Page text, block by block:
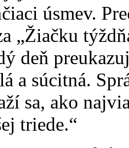
úsmev.
„Žiačku
deň
a súcitná.
sa, ako
triede.“